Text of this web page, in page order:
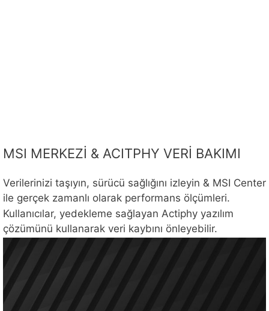
MSI MERKEZİ & ACITPHY VERİ BAKIMI
Verilerinizi taşıyın, sürücü sağlığını izleyin & MSI Center
ile gerçek zamanlı olarak performans ölçümleri.
Kullanıcılar, yedekleme sağlayan Actiphy yazılım
çözümünü kullanarak veri kaybını önleyebilir.